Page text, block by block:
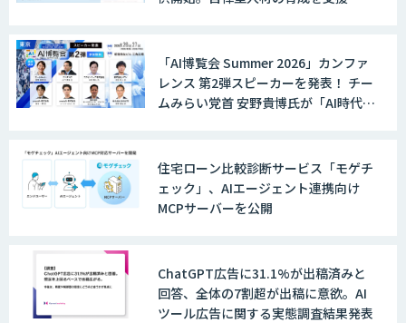
「AI博覧会 Summer 2026」カンファ
レンス 第2弾スピーカーを発表！ チー
ムみらい党首 安野貴博氏が「AI時代の
事例も公開
住宅ローン比較診断サービス「モゲチ
ェック」、AIエージェント連携向け
MCPサーバーを公開
ChatGPT広告に31.1%が出稿済みと
回答、全体の7割超が出稿に意欲。AI
ツール広告に関する実態調査結果発表